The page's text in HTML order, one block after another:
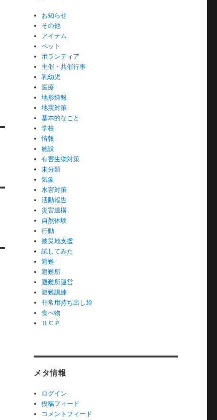
お知らせ
その他
アイテム
ペット
ボランティア
主催・共催行事
乳幼児
医療
地形情報
地震対策
基本的なこと
学校
情報
施設
有害生物対策
未分類
気象
水害対策
活動報告
災害遺構
自然体験
行動
被災地支援
試してみた
避難
避難所
避難所運営
避難訓練
非常用持ち出し袋
食べ物
ＢＣＰ
メタ情報
ログイン
投稿フィード
コメントフィード